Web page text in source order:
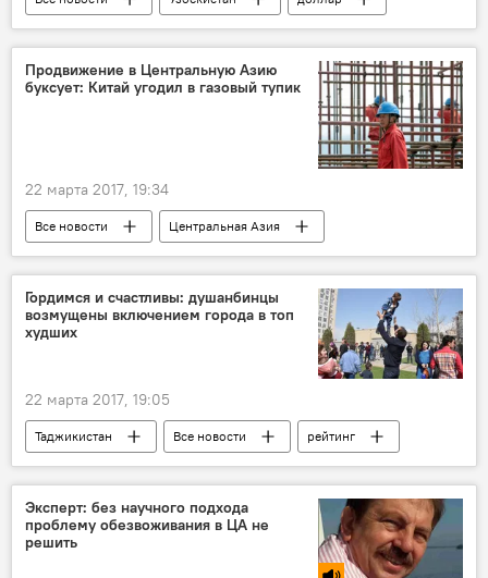
Центральная Азия
Таджикистан
Продвижение в Центральную Азию
буксует: Китай угодил в газовый тупик
22 марта 2017, 19:34
Все новости
Центральная Азия
Китай
инвестиции
Таджикистан
Гордимся и счастливы: душанбинцы
возмущены включением города в топ
худших
22 марта 2017, 19:05
Таджикистан Все новости
рейтинг
Новости Душанбе
Эксперт: без научного подхода
проблему обезвоживания в ЦА не
решить